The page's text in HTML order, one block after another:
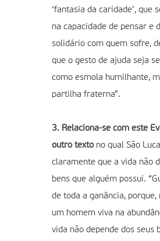
‘fantasia da caridade’, que
na capacidade de pensar e
solidário com quem sofre,
que o gesto de ajuda seja
como esmola humilhante,
partilha fraterna”.
3. Relaciona-se com este
outro textono qual São
claramente que a vida não
bens que alguém possui.
de toda a ganância, porque,
um homem viva na
vida não depende dos seus